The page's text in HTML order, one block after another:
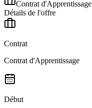
Contrat d'Apprentissage
Détails de l'offre
Contrat
Contrat d'Apprentissage
Début